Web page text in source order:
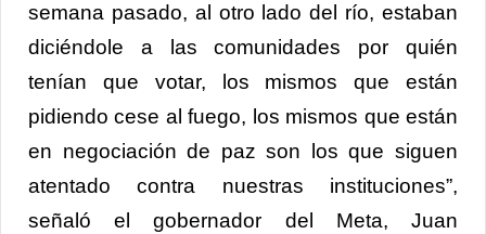
semana pasado, al otro lado del río, estaban
diciéndole a las comunidades por quién
tenían que votar, los mismos que están
pidiendo cese al fuego, los mismos que están
en negociación de paz son los que siguen
atentado contra nuestras instituciones”,
señaló el gobernador del Meta, Juan